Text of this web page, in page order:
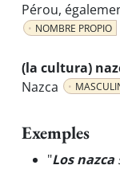
Pérou,
NOMBRE PROPIO
(la cultura)
Nazca
Exemples
"Los nazca